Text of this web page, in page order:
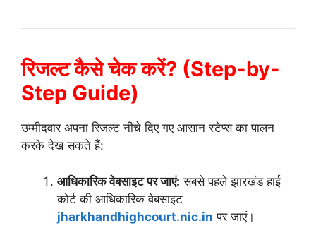
रिजल्ट कैसे चेक करें? (Step-by-
Step Guide)
उम्मीदवार अपना रिजल्ट नीचे दिए गए आसान स्टेप्स का पालन
करके देख सकते हैं:
आधिकारिक वेबसाइट पर जाएं: सबसे पहले झारखंड हाई
कोर्ट की आधिकारिक वेबसाइट
jharkhandhighcourt.nic.in पर जाएं।